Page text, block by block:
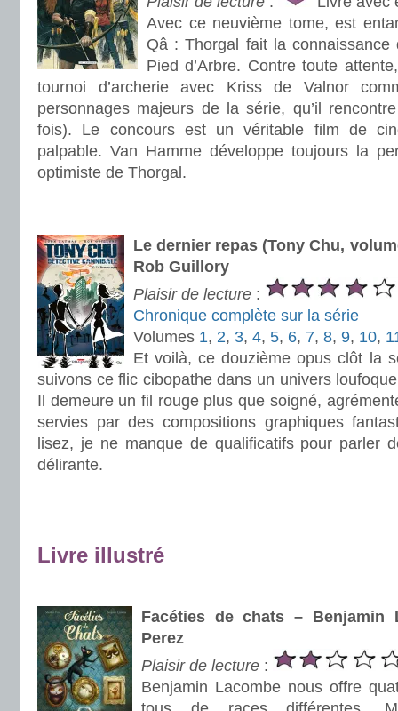
Avec ce neuvième tome, est
Qâ : Thorgal fait la
Pied d’Arbre. Contre toute
tournoi d’archerie avec Kriss de Valnor
personnages majeurs de la série, qu’il
fois). Le concours est un véritable film de
palpable. Van Hamme développe toujours la
optimiste de Thorgal.
Le dernier repas (Tony Chu,
Rob Guillory
Plaisir de lecture :
Chronique complète sur la série
Volumes 1, 2, 3, 4, 5, 6, 7, 8, 9, 10,
Et voilà, ce douzième opus clôt la
suivons ce flic cibopathe dans un univers
Il demeure un fil rouge plus que soigné,
servies par des compositions graphiques
lisez, je ne manque de qualificatifs pour parler
délirante.
Livre illustré
Facéties de chats – Benjamin
Perez
Plaisir de lecture :
Benjamin Lacombe nous offre